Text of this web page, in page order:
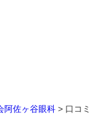
阿佐ヶ谷眼科 > 口コミ